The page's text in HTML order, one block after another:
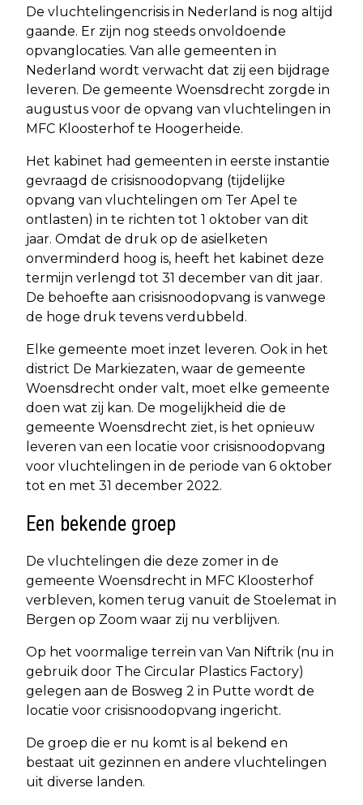
De vluchtelingencrisis in Nederland is nog altijd
gaande. Er zijn nog steeds onvoldoende
opvanglocaties. Van alle gemeenten in
Nederland wordt verwacht dat zij een bijdrage
leveren. De gemeente Woensdrecht zorgde in
augustus voor de opvang van vluchtelingen in
MFC Kloosterhof te Hoogerheide.
Het kabinet had gemeenten in eerste instantie
gevraagd de crisisnoodopvang (tijdelijke
opvang van vluchtelingen om Ter Apel te
ontlasten) in te richten tot 1 oktober van dit
jaar. Omdat de druk op de asielketen
onverminderd hoog is, heeft het kabinet deze
termijn verlengd tot 31 december van dit jaar.
De behoefte aan crisisnoodopvang is vanwege
de hoge druk tevens verdubbeld.
Elke gemeente moet inzet leveren. Ook in het
district De Markiezaten, waar de gemeente
Woensdrecht onder valt, moet elke gemeente
doen wat zij kan. De mogelijkheid die de
gemeente Woensdrecht ziet, is het opnieuw
leveren van een locatie voor crisisnoodopvang
voor vluchtelingen in de periode van 6 oktober
tot en met 31 december 2022.
Een bekende groep
De vluchtelingen die deze zomer in de
gemeente Woensdrecht in MFC Kloosterhof
verbleven, komen terug vanuit de Stoelemat in
Bergen op Zoom waar zij nu verblijven.
Op het voormalige terrein van Van Niftrik (nu in
gebruik door The Circular Plastics Factory)
gelegen aan de Bosweg 2 in Putte wordt de
locatie voor crisisnoodopvang ingericht.
De groep die er nu komt is al bekend en
bestaat uit gezinnen en andere vluchtelingen
uit diverse landen.